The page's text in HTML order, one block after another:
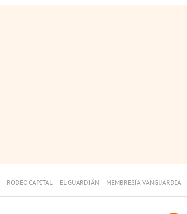
RODEO CAPITAL EL GUARDIÁN MEMBRESÍA VANGUARDIA